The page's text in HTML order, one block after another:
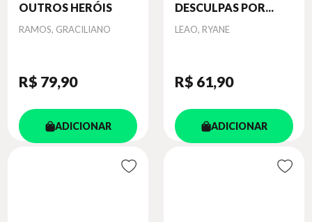
OUTROS HERÓIS
Autor
RAMOS, GRACILIANO
R$ 79,90
ADICIONAR
DESCULPAS POR...
Autor
LEAO, RYANE
R$ 61,90
ADICIONAR